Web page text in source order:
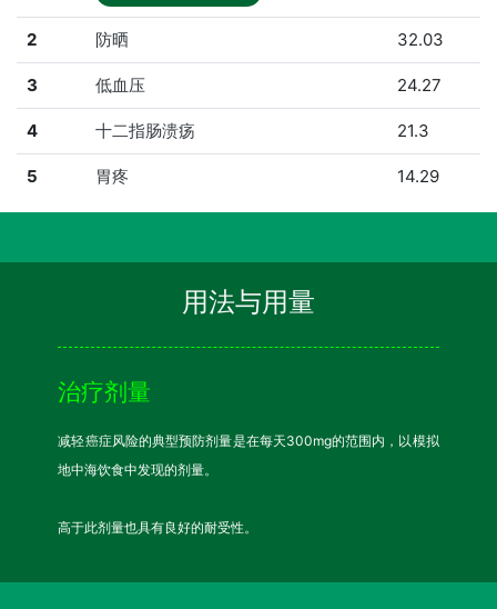
2 防晒 32.03
3 低血压 24.27
4 十二指肠溃疡 21.3
5 胃疼 14.29
用法与用量
治疗剂量
减轻癌症风险的典型预防剂量是在每天300mg的范围内，以模拟
地中海饮食中发现的剂量。
高于此剂量也具有良好的耐受性。